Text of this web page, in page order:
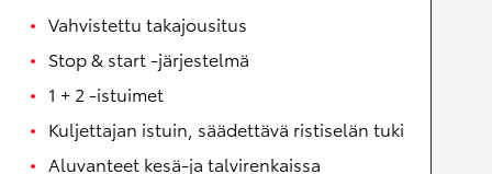
Vahvistettu takajousitus
Stop & start -järjestelmä
1 + 2 -istuimet
Kuljettajan istuin, säädettävä ristiselän tuki
Aluvanteet kesä-ja talvirenkaissa